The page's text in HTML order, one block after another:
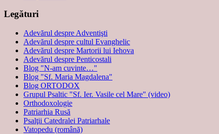
Legături
Adevărul despre Adventişti
Adevărul despre cultul Evanghelic
Adevărul despre Martorii lui Iehova
Adevărul despre Penticostali
Blog "N-am cuvinte…"
Blog "Sf. Maria Magdalena"
Blog ORTODOX
Grupul Psaltic "Sf. Ier. Vasile cel Mare" (video)
Orthodoxologie
Patriarhia Rusă
Psalţii Catedralei Patriarhale
Vatopedu (română)